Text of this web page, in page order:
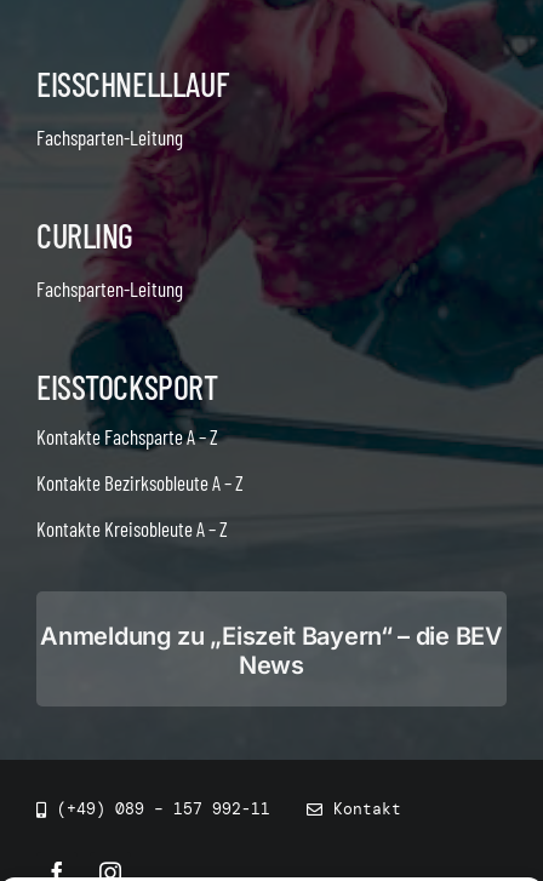
EISSCHNELLLAUF
Fachsparten-Leitung
CURLING
Fachsparten-Leitung
EISSTOCKSPORT
Kontakte Fachsparte A – Z
Kontakte Bezirksobleute A – Z
Kontakte Kreisobleute A – Z
Anmeldung zu „Eiszeit Bayern“ – die BEV
News
(+49) 089 – 157 992-11 Kontakt